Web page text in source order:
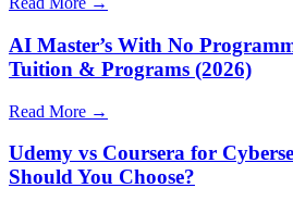
AI Master’s With No
Tuition & Programs (2026)
Read More →
Udemy vs Coursera for
Should You Choose?